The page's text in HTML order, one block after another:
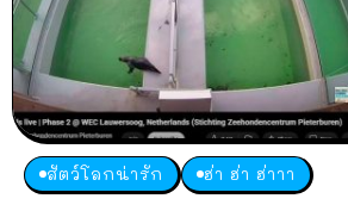
สัตว์โลกน่ารัก ฮ่า ฮ่า ฮ่าาา